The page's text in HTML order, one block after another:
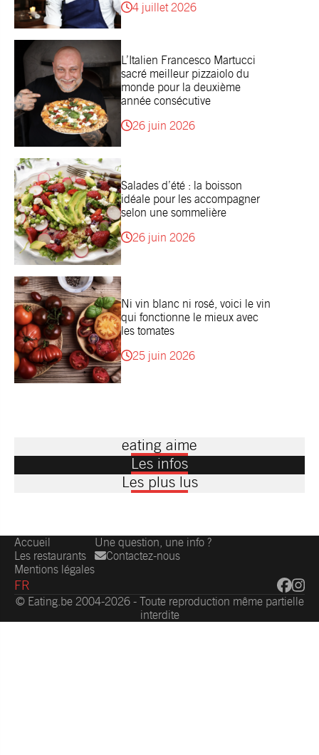
4 juillet 2026
L’Italien Francesco Martucci
sacré meilleur pizzaiolo du
monde pour la deuxième
année consécutive
26 juin 2026
Salades d’été : la boisson
idéale pour les accompagner
selon une sommelière
26 juin 2026
Ni vin blanc ni rosé, voici le vin
qui fonctionne le mieux avec
les tomates
25 juin 2026
eating aime
Les infos
Les plus lus
Accueil
Les restaurants
Mentions légales
Une question, une info ?
Contactez-nous
FR
© Eating.be 2004-2026 - Toute reproduction même partielle
interdite